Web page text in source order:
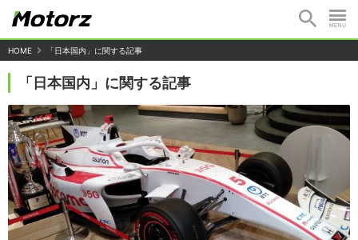
HOME 「日本国内」に関する記事
「日本国内」に関する記事